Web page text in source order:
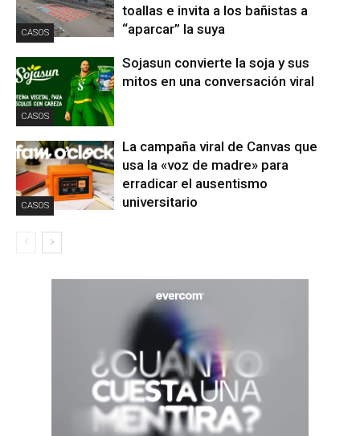
CASOS
toallas e invita a los bañistas a
“aparcar” la suya
CASOS
Sojasun convierte la soja y sus
mitos en una conversación viral
CASOS
La campaña viral de Canvas que
usa la «voz de madre» para
erradicar el ausentismo
universitario